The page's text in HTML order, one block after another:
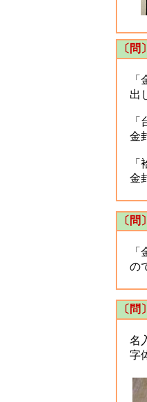
〔問〕
「
出
「
金
「
金
〔問〕
「
の
〔問〕
名
字